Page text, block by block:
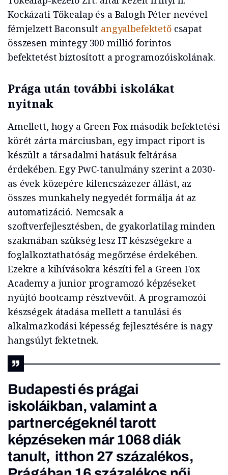
Kockázati Tőkealap és a Balogh Péter nevével
fémjelzett Baconsult angyalbefektető csapat
összesen mintegy 300 millió forintos
befektetést biztosított a programozóiskolának.
Prága után további iskolákat
nyitnak
Amellett, hogy a Green Fox második befektetési
körét zárta márciusban, egy impact riport is
készült a társadalmi hatásuk feltárása
érdekében. Egy PwC-tanulmány szerint a 2030-
as évek közepére kilencszázezer állást, az
összes munkahely negyedét formálja át az
automatizáció. Nemcsak a
szoftverfejlesztésben, de gyakorlatilag minden
szakmában szükség lesz IT készségekre a
foglalkoztathatóság megőrzése érdekében.
Ezekre a kihívásokra készíti fel a Green Fox
Academy a junior programozó képzéseket
nyújtó bootcamp résztvevőit. A programozói
készségek átadása mellett a tanulási és
alkalmazkodási képesség fejlesztésére is nagy
hangsúlyt fektetnek.
Budapesti és prágai
iskoláikban, valamint a
partnercégeknél tarott
képzéseken már 1068 diák
tanult, itthon 27 százalékos,